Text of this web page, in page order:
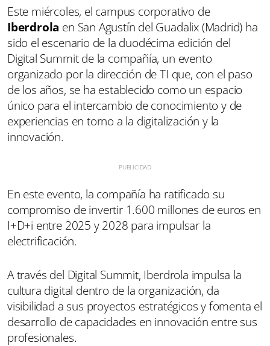
Este miércoles, el campus corporativo de
Iberdrola en San Agustín del Guadalix (Madrid) ha
sido el escenario de la duodécima edición del
Digital Summit de la compañía, un evento
organizado por la dirección de TI que, con el paso
de los años, se ha establecido como un espacio
único para el intercambio de conocimiento y de
experiencias en torno a la digitalización y la
innovación.
En este evento, la compañía ha ratificado su
compromiso de invertir 1.600 millones de euros en
I+D+i entre 2025 y 2028 para impulsar la
electrificación.
A través del Digital Summit, Iberdrola impulsa la
cultura digital dentro de la organización, da
visibilidad a sus proyectos estratégicos y fomenta el
desarrollo de capacidades en innovación entre sus
profesionales.